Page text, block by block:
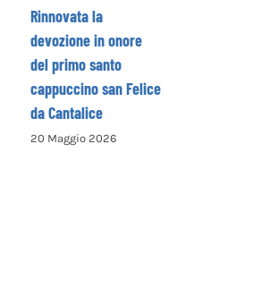
Cantalice
Rinnovata la
devozione in onore
del primo santo
cappuccino san Felice
da Cantalice
20 Maggio 2026